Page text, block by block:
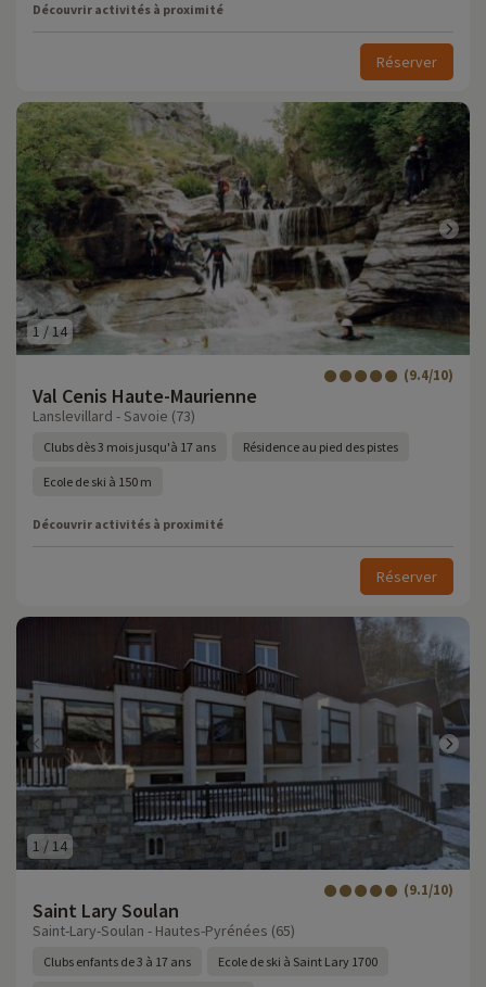
Découvrir activités à proximité
Réserver
1 /14
Val Cenis Haute-Maurienne
(9.4/10)
Lanslevillard - Savoie (73)
Clubs dès 3 mois jusqu'à 17 ans Résidence au pied des pistes
Ecole de ski à 150 m
Découvrir activités à proximité
Réserver
1 / 14
Saint Lary Soulan
(9.1/10)
Saint-Lary-Soulan - Hautes-Pyrénées (65)
Clubs enfants de 3 à 17 ans Ecole de ski à Saint Lary 1700